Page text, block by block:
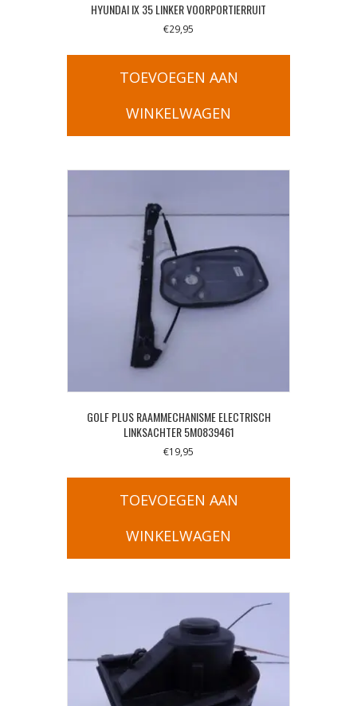
HYUNDAI IX 35 LINKER VOORPORTIERRUIT
€29,95
TOEVOEGEN AAN
WINKELWAGEN
GOLF PLUS RAAMMECHANISME ELECTRISCH
LINKSACHTER 5M0839461
€19,95
TOEVOEGEN AAN
WINKELWAGEN